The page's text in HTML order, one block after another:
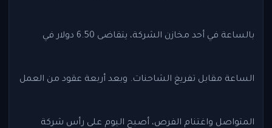
بالساعة في أحد مخازن الشركة، يتقاضى 6.50 دولار في
الساعة مقابل تفريغ الشاحنات. وبعد أربعة عقود من العمل
المتواصل واغتنام الفرص، أصبح اليوم على رأس شركة